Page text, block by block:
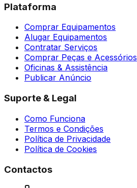
Plataforma
Comprar Equipamentos
Alugar Equipamentos
Contratar Serviços
Comprar Peças e Acessórios
Oficinas & Assistência
Publicar Anúncio
Suporte & Legal
Como Funciona
Termos e Condições
Política de Privacidade
Política de Cookies
Contactos